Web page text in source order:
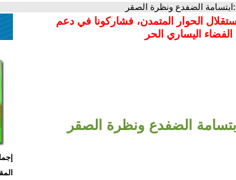
الضفدع ونظرة الصقر
الحوار المتمدن، فشاركونا في دعم
الفضاء اليساري الحر
الضفدع ونظرة الصقر